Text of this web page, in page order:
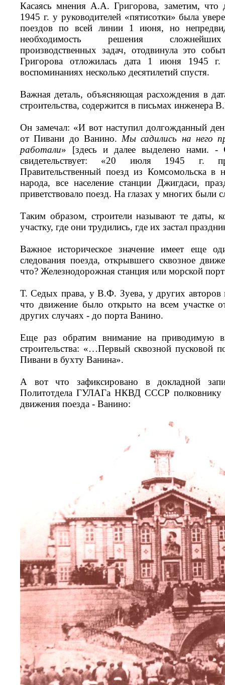
Касаясь мнения А.А. Григорова, заметим, что
1945 г. у руководителей «пятисотки» была
поездов по всей линии 1 июня, но
необходимость решения сложнейших
производственных задач, отодвинула это
Григорова отложилась дата 1 июня 1945
воспоминаниях несколько десятилетий спустя.
Важная деталь, объясняющая расхождения в
строительства, содержится в письмах инженера
Он замечал: «И вот наступил долгожданный
от Пивани до Ванино. Мы садились на него
работали» [здесь и далее выделено нами. -
свидетельствует: «20 июля 1945 г.
Правительственный поезд из Комсомольска
народа, все население станции Джигдаси,
приветствовало поезд. На глазах у многих были
Таким образом, строители называют те даты,
участку, где они трудились, где их застал
Важное историческое значение имеет еще
следования поезда, открывшего сквозное
что? Железнодорожная станция или морской
Т. Седых права, у В.Ф. Зуева, у других авторов
что движение было открыто на всем участке
других случаях - до порта Ванино.
Еще раз обратим внимание на приводимую
строительства: «…Первый сквозной пусковой
Пивани в бухту Ванина».
А вот что зафиксировано в докладной
Политотдела ГУЛАГа НКВД СССР полковнику
движения поезда - Ванино: